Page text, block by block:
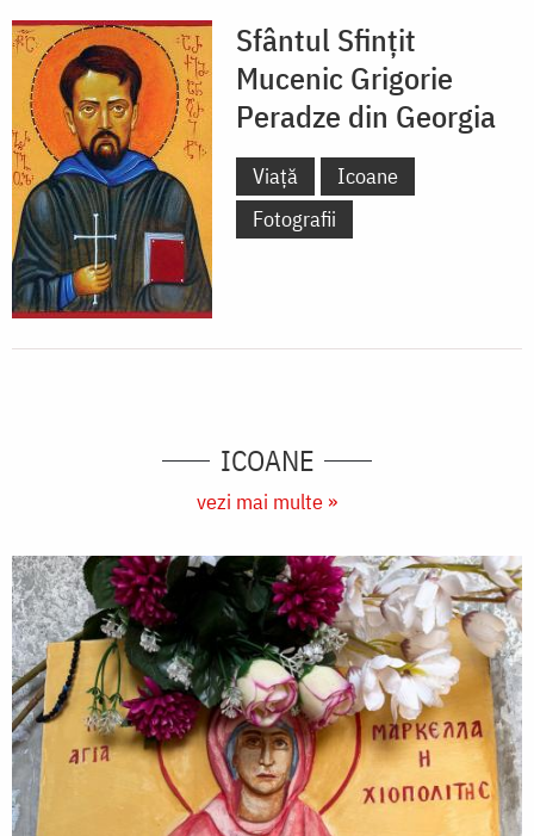
Sfântul Sfințit
Mucenic Grigorie
Peradze din Georgia
Viață
Icoane
Fotografii
ICOANE
vezi mai multe »